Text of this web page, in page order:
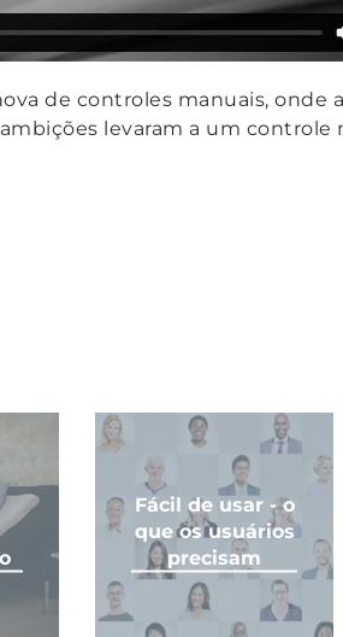
de controles manuais, onde
levaram a um
Fácil de usar - o
que os usuários
precisam